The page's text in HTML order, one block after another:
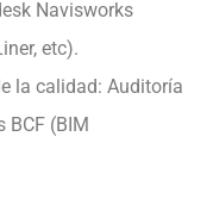
Navisworks
etc).
la calidad: Auditoría
BCF (BIM